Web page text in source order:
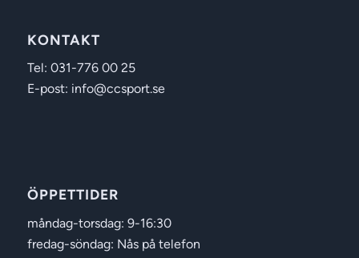
KONTAKT
Tel: 031-776 00 25
E-post: info@ccsport.se
ÖPPETTIDER
måndag-torsdag: 9-16:30
fredag-söndag: Nås på telefon